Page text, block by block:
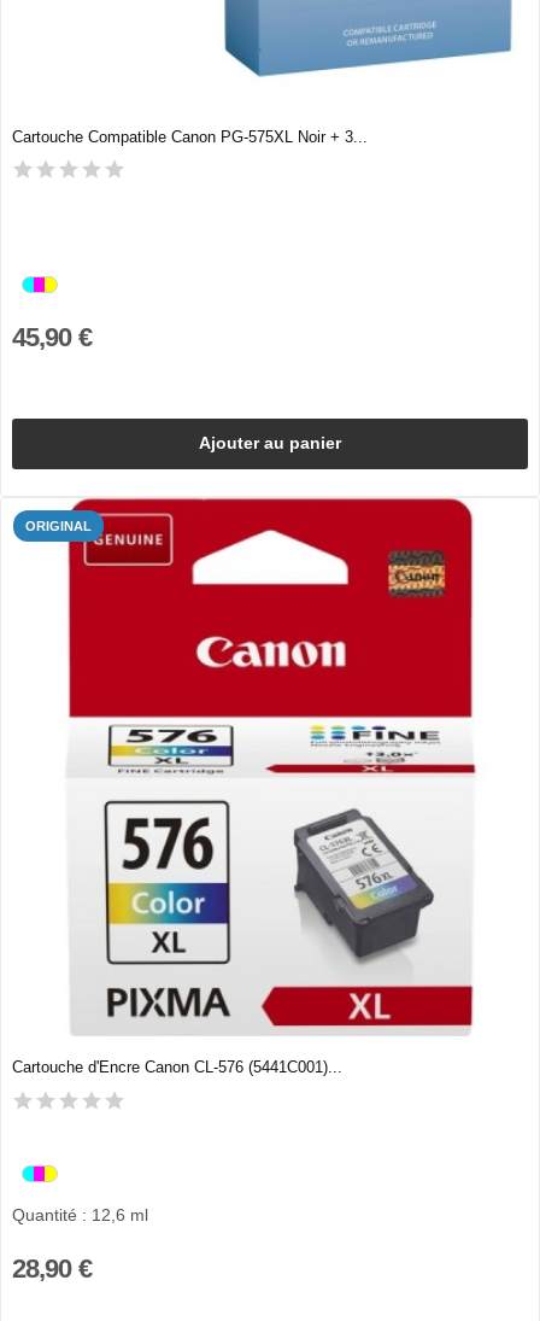
Cartouche Compatible Canon PG-575XL Noir + 3...
45,90 €
Ajouter au panier
ORIGINAL
Cartouche d'Encre Canon CL-576 (5441C001)...
Quantité : 12,6 ml
28,90 €